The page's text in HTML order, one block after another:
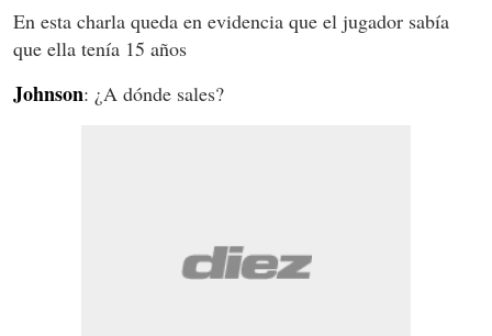
En esta charla queda en evidencia que el jugador sabía
que ella tenía 15 años
Johnson: ¿A dónde sales?